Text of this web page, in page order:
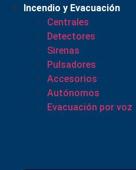
Incendio y Evacuación
Centrales
Detectores
Sirenas
Pulsadores
Accesorios
Autónomos
Evacuación por voz